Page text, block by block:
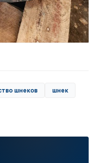
шнеков шнек